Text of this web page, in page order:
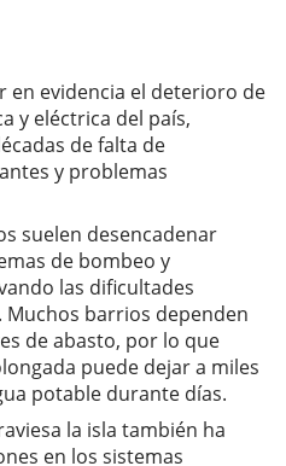
en evidencia el deterioro de
y eléctrica del país,
de falta de
y problemas
suelen desencadenar
de bombeo y
las dificultades
barrios dependen
de abasto, por lo que
puede dejar a miles
potable durante días.
la isla también ha
en los sistemas